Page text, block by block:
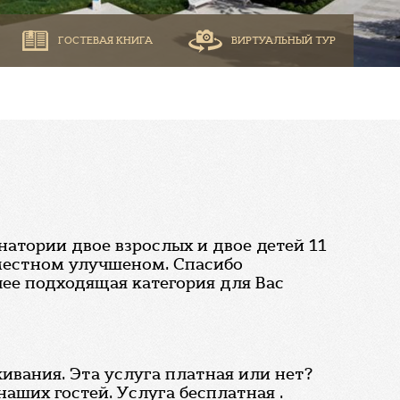
ГОСТЕВАЯ КНИГА ВИРТУАЛЬНЫЙ ТУР
двое взрослых и двое детей 11
улучшеном. Спасибо
подходящая категория для Вас
Эта услуга платная или нет?
гостей. Услуга бесплатная .